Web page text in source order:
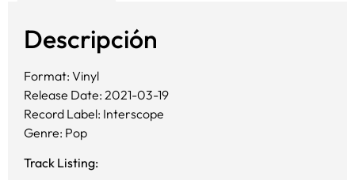
Descripción
Format: Vinyl
Release Date: 2021-03-19
Record Label: Interscope
Genre: Pop
Track Listing: